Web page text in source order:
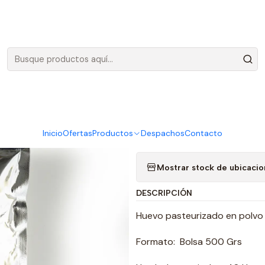
InicioOfertasProductos DespachosContacto
Huevo en
Agregar a la lista de
Mostrar stock de
DESCRIPCIÓN
Huevo pasteurizado en polvo
Formato: Bolsa 500 Grs